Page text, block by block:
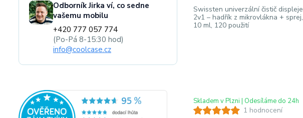
Odborník Jirka ví, co sedne
vašemu mobilu
+420 777 057 774
(Po-Pá 8-15:30 hod)
info@coolcase.cz
1 hodnocení
Swissten univerzální čistič displeje
2v1 – hadřík z mikrovlákna + sprej,
10 ml, 120 použití
Skladem v Plzni | Odesíláme do 24h